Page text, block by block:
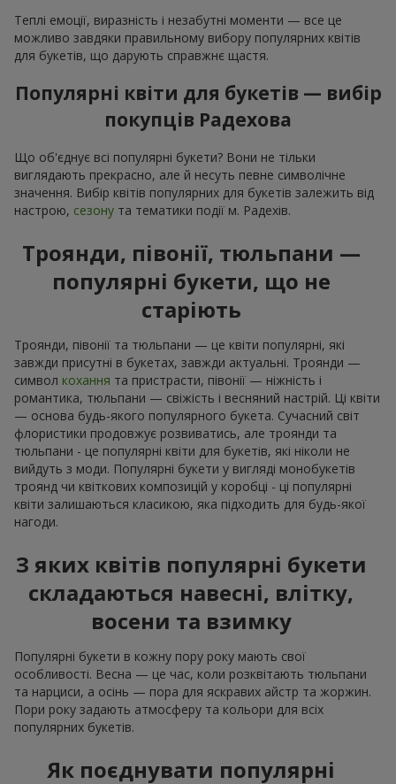
Теплі емоції, виразність і незабутні моменти — все це
можливо завдяки правильному вибору популярних квітів
для букетів, що дарують справжнє щастя.
Популярні квіти для букетів — вибір
покупців Радехова
Що об'єднує всі популярні букети? Вони не тільки
виглядають прекрасно, але й несуть певне символічне
значення. Вибір квітів популярних для букетів залежить від
настрою, сезону та тематики події м. Радехів.
Троянди, півонії, тюльпани —
популярні букети, що не
старіють
Троянди, півонії та тюльпани — це квіти популярні, які
завжди присутні в букетах, завжди актуальні. Троянди —
символ кохання та пристрасти, півонії — ніжність і
романтика, тюльпани — свіжість і весняний настрій. Ці квіти
— основа будь-якого популярного букета. Сучасний світ
флористики продовжує розвиватись, але троянди та
тюльпани - це популярні квіти для букетів, які ніколи не
вийдуть з моди. Популярні букети у вигляді монобукетів
троянд чи квіткових композицій у коробці - ці популярні
квіти залишаються класикою, яка підходить для будь-якої
нагоди.
З яких квітів популярні букети
складаються навесні, влітку,
восени та взимку
Популярні букети в кожну пору року мають свої
особливості. Весна — це час, коли розквітають тюльпани
та нарциси, а осінь — пора для яскравих айстр та жоржин.
Пори року задають атмосферу та кольори для всіх
популярних букетів.
Як поєднувати популярні